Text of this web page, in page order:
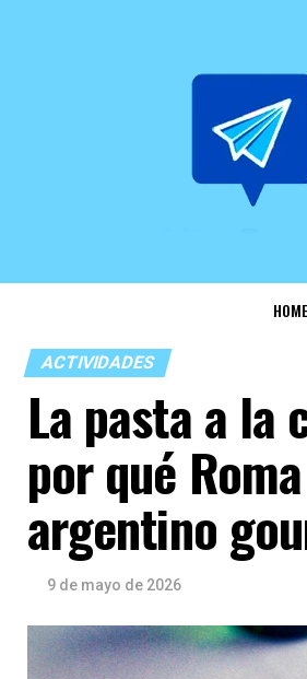
HOME
ACTIVIDADES
La pasta a la
por qué
argentino
9 de mayo de 2026